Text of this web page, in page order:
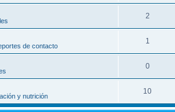
2
de contacto
1
0
y nutrición
10